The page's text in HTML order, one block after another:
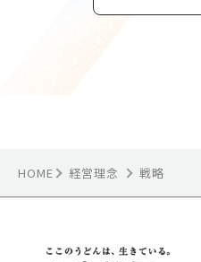
HOME 経営理念 戦略